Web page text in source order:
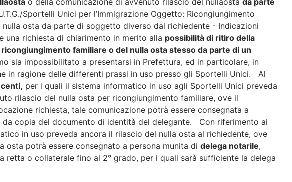
o della comunicazione di avvenuto rilascio del nullaosta da parte
Sportelli Unici per l’Immigrazione Oggetto: Ricongiungimento
osta da parte di soggetto diverso dal richiedente - Indicazioni
una richiesta di chiarimento in merito alla possibilità di ritiro della
familiare o del nulla osta stesso da parte di un
sia impossibilitato a presentarsi in Prefettura, ed in particolare, in
in ragione delle differenti prassi in uso presso gli Sportelli Unici. Al
per i quali il sistema informatico in uso agli Sportelli Unici preveda
rilascio del nulla osta per ricongiungimento familiare, ove il
richiesta, tale comunicazione potrà essere consegnata a
da copia del documento di identità del delegante. Con riferimento ai
in uso preveda ancora il rilascio del nulla osta al richiedente, ove
osta potrà essere consegnato a persona munita di delega notarile,
o collaterale fino al 2° grado, per i quali sarà sufficiente la delega